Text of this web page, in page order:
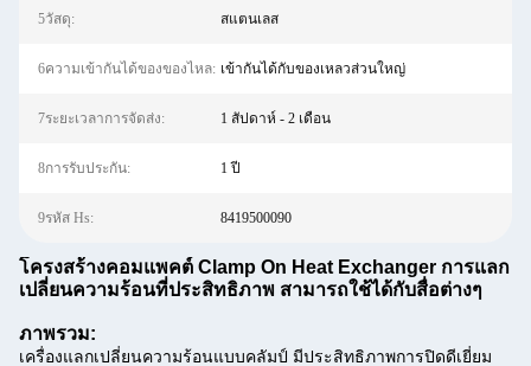
5วัสดุ: สแตนเลส
6ความเข้ากันได้ของของไหล: เข้ากันได้กับของเหลวส่วนใหญ่
7ระยะเวลาการจัดส่ง: 1 สัปดาห์ - 2 เดือน
8การรับประกัน: 1 ปี
9รหัส Hs: 8419500090
โครงสร้างคอมแพคต์ Clamp On Heat Exchanger การแลก
เปลี่ยนความร้อนที่ประสิทธิภาพ สามารถใช้ได้กับสื่อต่างๆ
ภาพรวม:
เครื่องแลกเปลี่ยนความร้อนแบบคลัมป์ มีประสิทธิภาพการปิดดีเยี่ยม